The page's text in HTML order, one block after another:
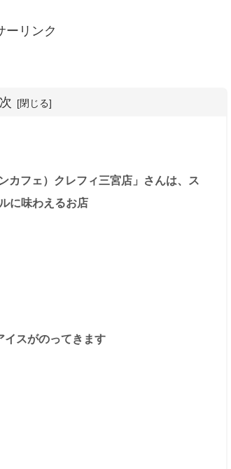
ーリンク
カフェ）クレフィ三宮店」さんは、ス
に味わえるお店
イスがのってきます